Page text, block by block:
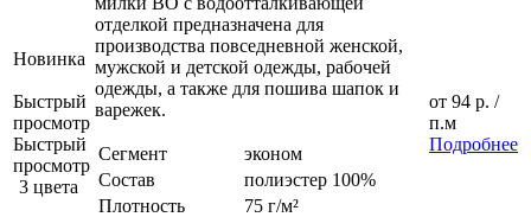
Новинка
Быстрый
просмотр
Быстрый
просмотр
3 цвета
отделкой предназначена для
производства повседневной женской,
мужской и детской одежды, рабочей
одежды, а также для пошива шапок и
варежек.
Сегмент
эконом
Состав
полиэстер 100%
Плотность
75 г/м²
от 94 р. /
п.м
Подробнее